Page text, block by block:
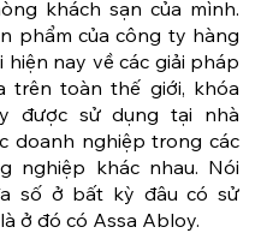
khách sạn của mình.
phẩm của công ty hàng
hiện nay về các giải pháp
trên toàn thế giới, khóa
được sử dụng tại nhà
doanh nghiệp trong các
nghiệp khác nhau. Nói
số ở bất kỳ đâu có sử
ở đó có Assa Abloy.